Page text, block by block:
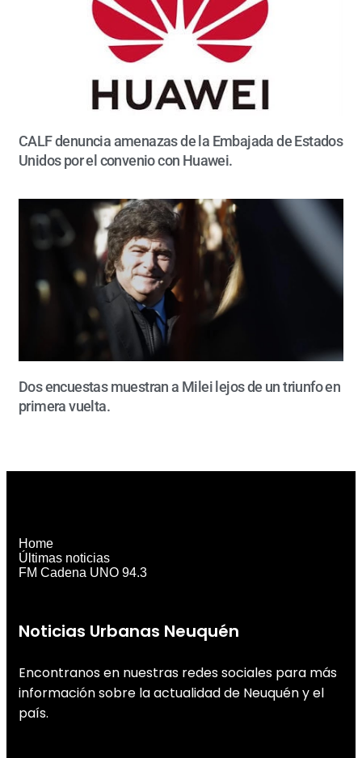
CALF denuncia amenazas de la Embajada de Estados
Unidos por el convenio con Huawei.
Dos encuestas muestran a Milei lejos de un triunfo en
primera vuelta.
Noticias Urbanas Neuquén
Encontranos en nuestras redes sociales para más
información sobre la actualidad de Neuquén y el
país.
Home
Últimas noticias
FM Cadena UNO 94.3